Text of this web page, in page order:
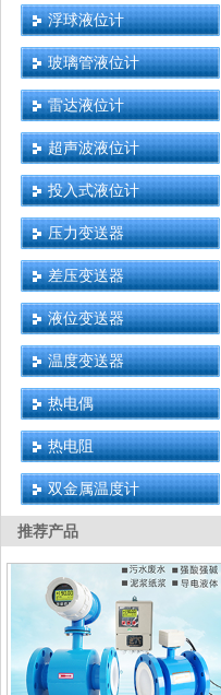
浮球液位计
玻璃管液位计
雷达液位计
超声波液位计
投入式液位计
压力变送器
差压变送器
液位变送器
温度变送器
热电偶
热电阻
双金属温度计
推荐产品